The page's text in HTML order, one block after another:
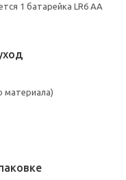
1 батарейка LR6 AA
материала)